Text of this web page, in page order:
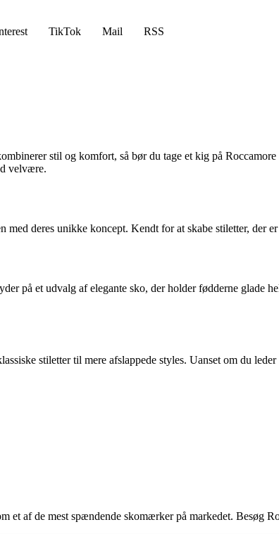
TikTok Mail RSS
stil og komfort, så bør du tage et kig på
velvære.
deres unikke koncept. Kendt for at skabe stiletter, der
på et udvalg af elegante sko, der holder fødderne glade
stiletter til mere afslappede styles. Uanset om du
et af de mest spændende skomærker på markedet. Besøg